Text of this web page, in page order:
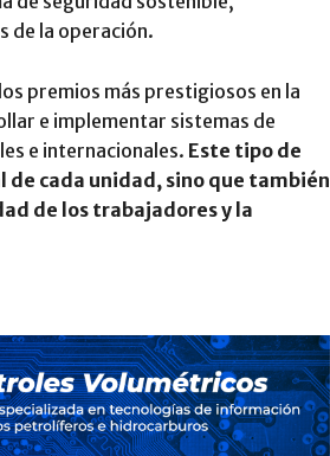
de la operación.
premios más prestigiosos en la
e implementar sistemas de
e internacionales. Este tipo de
cada unidad, sino que también
de los trabajadores y la